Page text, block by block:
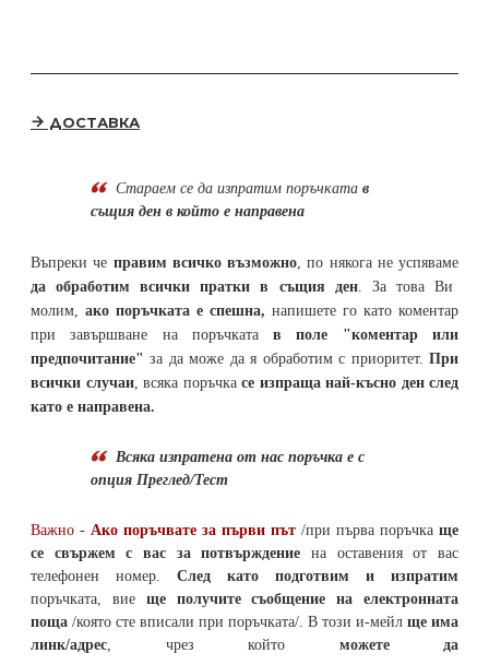
ДОСТАВКА
Стараем се да изпратим поръчката в
същия ден в който е направена
Въпреки че правим всичко възможно , по някога не успяваме
да обработим всички пратки в същия ден. За това Ви
молим, ако поръчката е спешна, напишете го като коментар
при завършване на поръчкатав поле "коментар или
предпочитание" за да може да я обработим с приоритет. При
всички случаи, всяка поръчка се изпраща най-късно ден след
като е направена.
Всяка изпратена от нас поръчка е с
опция Преглед/Тест
Важно - Ако поръчвате за първи път /при първа поръчка ще
се свържем с вас за потвърждение на оставения от вас
телефонен номер
След като подготвим и изпратим
поръчката, вие ще получите съобщение на електронната
поща /която сте вписали при поръчката/. В този и-мейл ще има
линк/адрес , чрез който можете да